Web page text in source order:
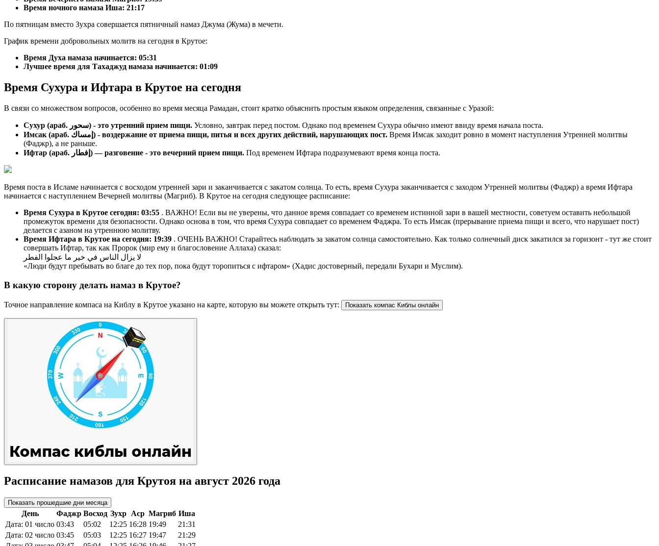
Время ночного намаза Иша: 21:17
По пятницам вместо Зухра совершается пятничный намаз Джума (Жума) в мечети.
График времени добровольных молитв на сегодня в Крутое:
Время Духа намаза начинается: 05:31
Лучшее время для Тахаджуд намаза начинается: 01:09
Время Сухура и Ифтара в Крутое на сегодня
В связи со множеством вопросов, особенно во время месяца Рамадан, стоит кратко объяснить простым языком определения, связанные с Уразой:
Сухур (араб. سحور) - это утренний прием пищи. Условно, завтрак перед постом. Однако под временем Сухура обычно имеют ввиду время начала поста.
Имсак (араб. إمساك) - воздержание от приема пищи, питья и всех других действий, нарушающих пост. Время Имсак заходит ровно в момент наступления Утренней молитвы
(Фаджр), а не раньше.
Ифтар (араб. إفطار) — разговение - это вечерний прием пищи. Под временем Ифтара подразумевают время конца поста.
Время поста в Исламе начинается с восходом утренней зари и заканчивается с закатом солнца. То есть, время Сухура заканчивается с заходом Утренней молитвы (Фаджр) а время Ифтара
начинается с наступлением Вечерней молитвы (Магриб). В Крутое на сегодня следующее расписание:
Время Сухура в Крутое сегодня: 03:55 . ВАЖНО! Если вы не уверены, что данное время совпадает со временем истинной зари в вашей местности, советуем оставить небольшой
промежуток времени для безопасности. Однако основа в том, что время Сухура совпадает со временем Фаджра. То есть Имсак (прерывание приема пищи и всего, что нарушает пост)
делается с азаном на утреннюю молитву.
Время Ифтара в Крутое на сегодня: 19:39 . ОЧЕНЬ ВАЖНО! Старайтесь наблюдать за закатом солнца самостоятельно. Как только солнечный диск закатился за горизонт - тут же стоит
совершать Ифтар, так как Пророк (мир ему и благословение Аллаха) сказал:
لا يزال الناس في خير ما عجلوا الفطر
«Люди будут пребывать во благе до тех пор, пока будут торопиться с ифтаром» (Хадис достоверный, передали Бухари и Муслим).
В какую сторону делать намаз в Крутое?
Точное направление компаса на Киблу в Крутое указано на карте, которую вы можете открыть тут: Показать компас Киблы онлайн
Расписание намазов для Крутоя на август 2026 года
Показать прошедшие дни месяца
День Фаджр Восход Зухр Аср Магриб Иша
Дата: 01 число 03:43 05:02 12:25 16:28 19:49
21:31
Дата: 02 число 03:45 05:03 12:25 16:27 19:47
21:29